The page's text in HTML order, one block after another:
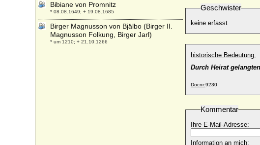
Geschwister
keine erfasst
historische Bedeutung:
Durch Heirat
Docnr:9230
Kommentar
Ihre E-Mail-Adresse:
Information an mich:
Bibiane von Promnitz
* 08.08.1649; + 19.08.1685
Birger Magnusson von Bjälbo (Birger II.
Magnusson Folkung, Birger Jarl)
* um 1210; + 21.10.1266